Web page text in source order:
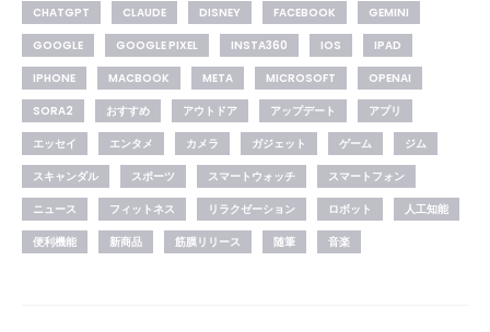
CHATGPT
CLAUDE DISNEY FACEBOOK
GEMINI
GOOGLE
GOOGLE PIXEL INSTA360 IOS
IPAD
IPHONE
MACBOOK META MICROSOFT
OPENAI
SORA2
おすすめ アウトドア アップデート
アプリ
エッセイ
エンタメ カメラ ガジェット ゲーム
ジム
スキャンダル
スポーツ スマートウォッチ
スマートフォン
ニュース
フィットネス リラクゼーション ロボット
人工知能
便利機能
新商品 筋膜リリース 随筆 音楽